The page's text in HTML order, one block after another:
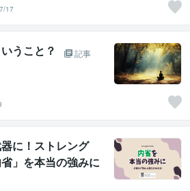
17
うこと？
記事
に！ストレング
」を本当の強みに
果へ活かす方法